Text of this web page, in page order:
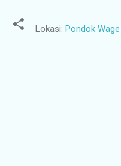
Lokasi: Pondok